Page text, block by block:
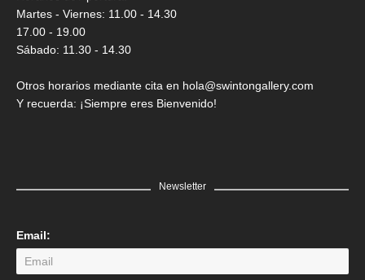
Martes - Viernes: 11.00 - 14.30
17.00 - 19.00
Sábado: 11.30 - 14.30
Otros horarios mediante cita en hola@swintongallery.com
Y recuerda: ¡Siempre eres Bienvenido!
Newsletter
Email: